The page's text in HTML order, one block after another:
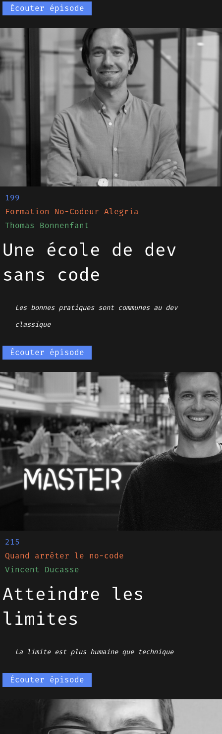
Écouter épisode
199
Formation No-Codeur Alegria
Thomas Bonnenfant
Une école de dev
sans code
Les bonnes pratiques sont communes au dev
classique
Écouter épisode
215
Quand arrêter le no-code
Vincent Ducasse
Atteindre les
limites
La limite est plus humaine que technique
Écouter épisode